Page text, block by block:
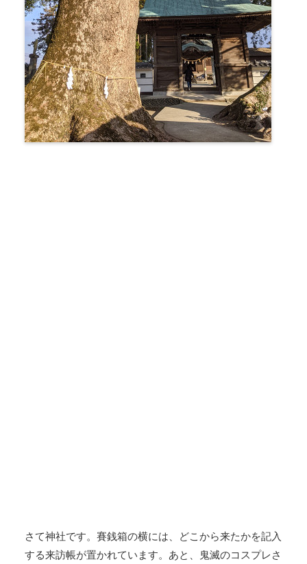
さて神社です。賽銭箱の横には、どこから来たかを記入
する来訪帳が置かれています。あと、鬼滅のコスプレさ